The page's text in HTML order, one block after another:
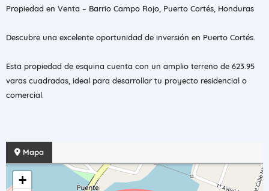
Propiedad en Venta – Barrio Campo Rojo, Puerto Cortés, Honduras
Descubre una excelente oportunidad de inversión en Puerto Cortés.
Esta propiedad de esquina cuenta con un amplio terreno de 623.95
varas cuadradas, ideal para desarrollar tu proyecto residencial o
comercial.
Mapa
+